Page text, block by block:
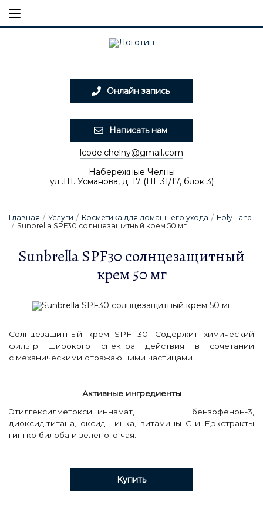
Онлайн запись
Написать нам
lcode.chelny@gmail.com
Набережные Челны
ул .Ш. Усманова, д. 17 (НГ 31/17, блок 3)
Главная / Услуги / Косметика для домашнего ухода / Holy Land
/ Sunbrella SPF30 солнцезащитный крем 50 мг
Sunbrella SPF30 солнцезащитный
крем 50 мг
Солнцезащитный крем SPF 30. Содержит химический
фильтр широкого спектра действия в сочетании
с механическими отражающими частицами.
Активные ингредиенты
Этилгексилметоксициннамат, бензофeнон-3,
диоксид.титана, оксид цинка, витамины С и Е,экстракты
гингко билоба и зеленого чая.
Купить